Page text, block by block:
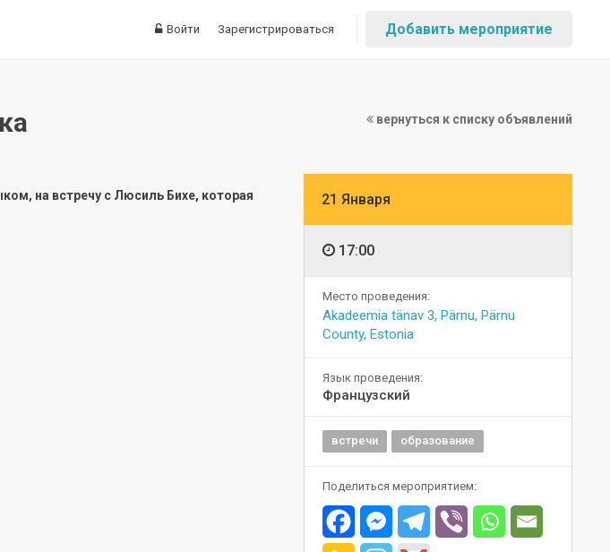
Войти Зарегистрироваться Добавить мероприятие
вернуться к списку объявлений
на встречу с Люсиль Бихе, которая
21 Января
17:00
Место проведения:
Akadeemia tänav 3, Pärnu, Pärnu
County, Estonia
Язык проведения:
Французский
встречи образование
Поделиться мероприятием: